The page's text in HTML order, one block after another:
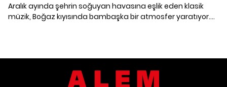
Aralık ayında şehrin soğuyan havasına eşlik eden klasik
müzik, Boğaz kıyısında bambaşka bir atmosfer yaratıyor.